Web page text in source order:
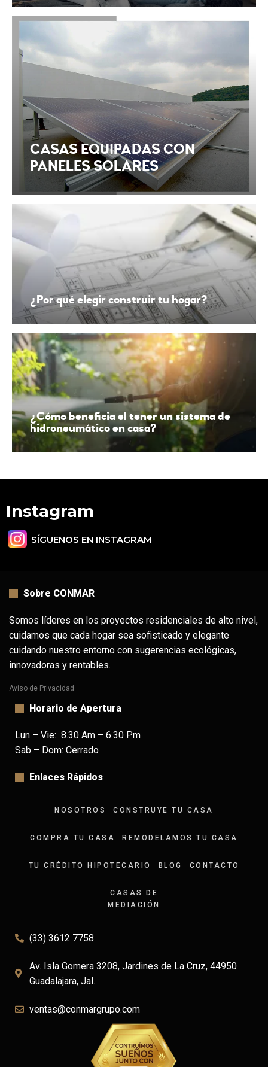
JARDIN
CAMARAS DE SEGURIDAD
CASAS EQUIPADAS CON
PANELES SOLARES
¿Por qué elegir construir tu hogar?
¿Cómo beneficia el tener un sistema de
hidroneumático en casa?
Instagram
SÍGUENOS EN INSTAGRAM
Sobre CONMAR
Somos líderes en los proyectos residenciales de alto nivel,
cuidamos que cada hogar sea sofisticado y elegante
cuidando nuestro entorno con sugerencias ecológicas,
innovadoras y rentables.
Aviso de Privacidad
Horario de Apertura
Lun – Vie: 8.30 Am – 6.30 Pm
Sab – Dom: Cerrado
Enlaces Rápidos
NOSOTROS CONSTRUYE TU CASA
COMPRA TU CASA REMODELAMOS TU CASA
TU CRÉDITO HIPOTECARIO BLOG CONTACTO
CASAS DE
MEDIACIÓN
(33) 3612 7758
Av. Isla Gomera 3208, Jardines de La Cruz, 44950
Guadalajara, Jal.
ventas@conmargrupo.com